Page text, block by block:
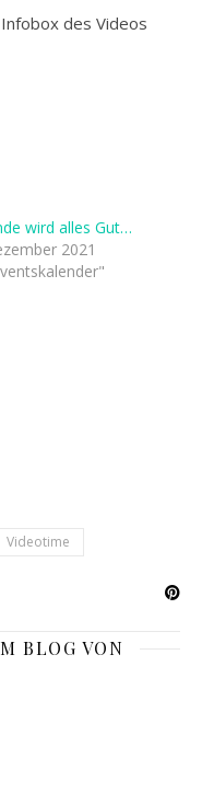
des Videos
wird alles Gut…
2021
Videotime
BLOG VON